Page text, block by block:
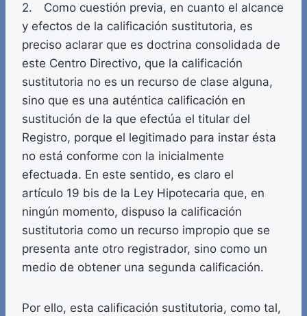
2. Como cuestión previa, en cuanto el alcance
y efectos de la calificación sustitutoria, es
preciso aclarar que es doctrina consolidada de
este Centro Directivo, que la calificación
sustitutoria no es un recurso de clase alguna,
sino que es una auténtica calificación en
sustitución de la que efectúa el titular del
Registro, porque el legitimado para instar ésta
no está conforme con la inicialmente
efectuada. En este sentido, es claro el
artículo 19 bis de la Ley Hipotecaria que, en
ningún momento, dispuso la calificación
sustitutoria como un recurso impropio que se
presenta ante otro registrador, sino como un
medio de obtener una segunda calificación.
Por ello, esta calificación sustitutoria, como tal,